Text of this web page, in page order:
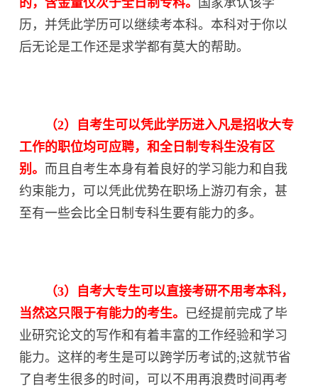
的，含金量仅次于全日制专科。
国家承认该学
历，并凭此学历可以继续考本科。本科对于你以
后无论是工作还是求学都有莫大的帮助。
（2）自考生可以凭此学历进入凡是招收大专
工作的职位均可应聘，和全日制专科生没有区
别。 而且自考生本身有着良好的学习能力和自我
约束能力，可以凭此优势在职场上游刃有余，甚
至有一些会比全日制专科生要有能力的多。
（3）自考大专生可以直接考研不用考本科，
当然这只限于有能力的考生。 已经提前完成了毕
业研究论文的写作和有着丰富的工作经验和学习
能力。这样的考生是可以跨学历考试的;这就节省
了自考生很多的时间，可以不用再浪费时间再考